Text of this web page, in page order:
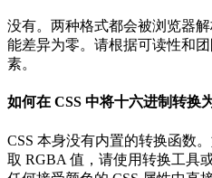
没有。两种格式都会被浏览器
能差异为零。请根据可读性和
素。
如何在 CSS 中将十六进制转换
CSS 本身没有内置的转换函数
取 RGBA 值，请使用转换工具